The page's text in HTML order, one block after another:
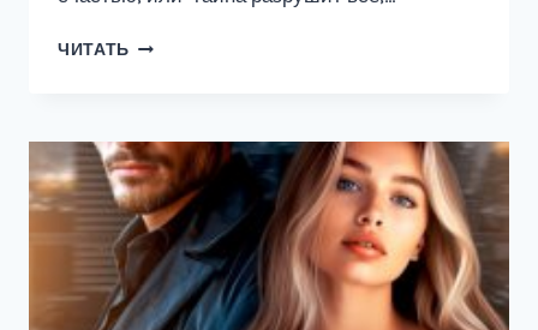
ЧИТАТЬ РАЗВОД
ЖИЗНЬ